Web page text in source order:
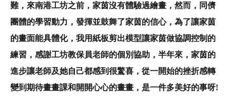
難，來南港工坊之前，家茵沒有體驗過繪畫，然而，同儕
團體的學習動力，發揮並鼓舞了家茵的信心，為了讓家茵
的畫面能具體化，我用紙板剪出模型讓家茵做協調控制的
練習，感謝工坊教保員老師的個別協助，半年來，家茵的
進步讓老師及她自己都感到很驚喜，從一開始的挫折感轉
變到期待畫畫課和開開心心的畫畫，是一件多美好的事呀!